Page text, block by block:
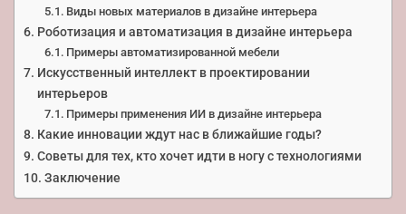
Виды новых материалов в дизайне интерьера
Роботизация и автоматизация в дизайне интерьера
Примеры автоматизированной мебели
Искусственный интеллект в проектировании
интерьеров
Примеры применения ИИ в дизайне интерьера
Какие инновации ждут нас в ближайшие годы?
Советы для тех, кто хочет идти в ногу с технологиями
Заключение